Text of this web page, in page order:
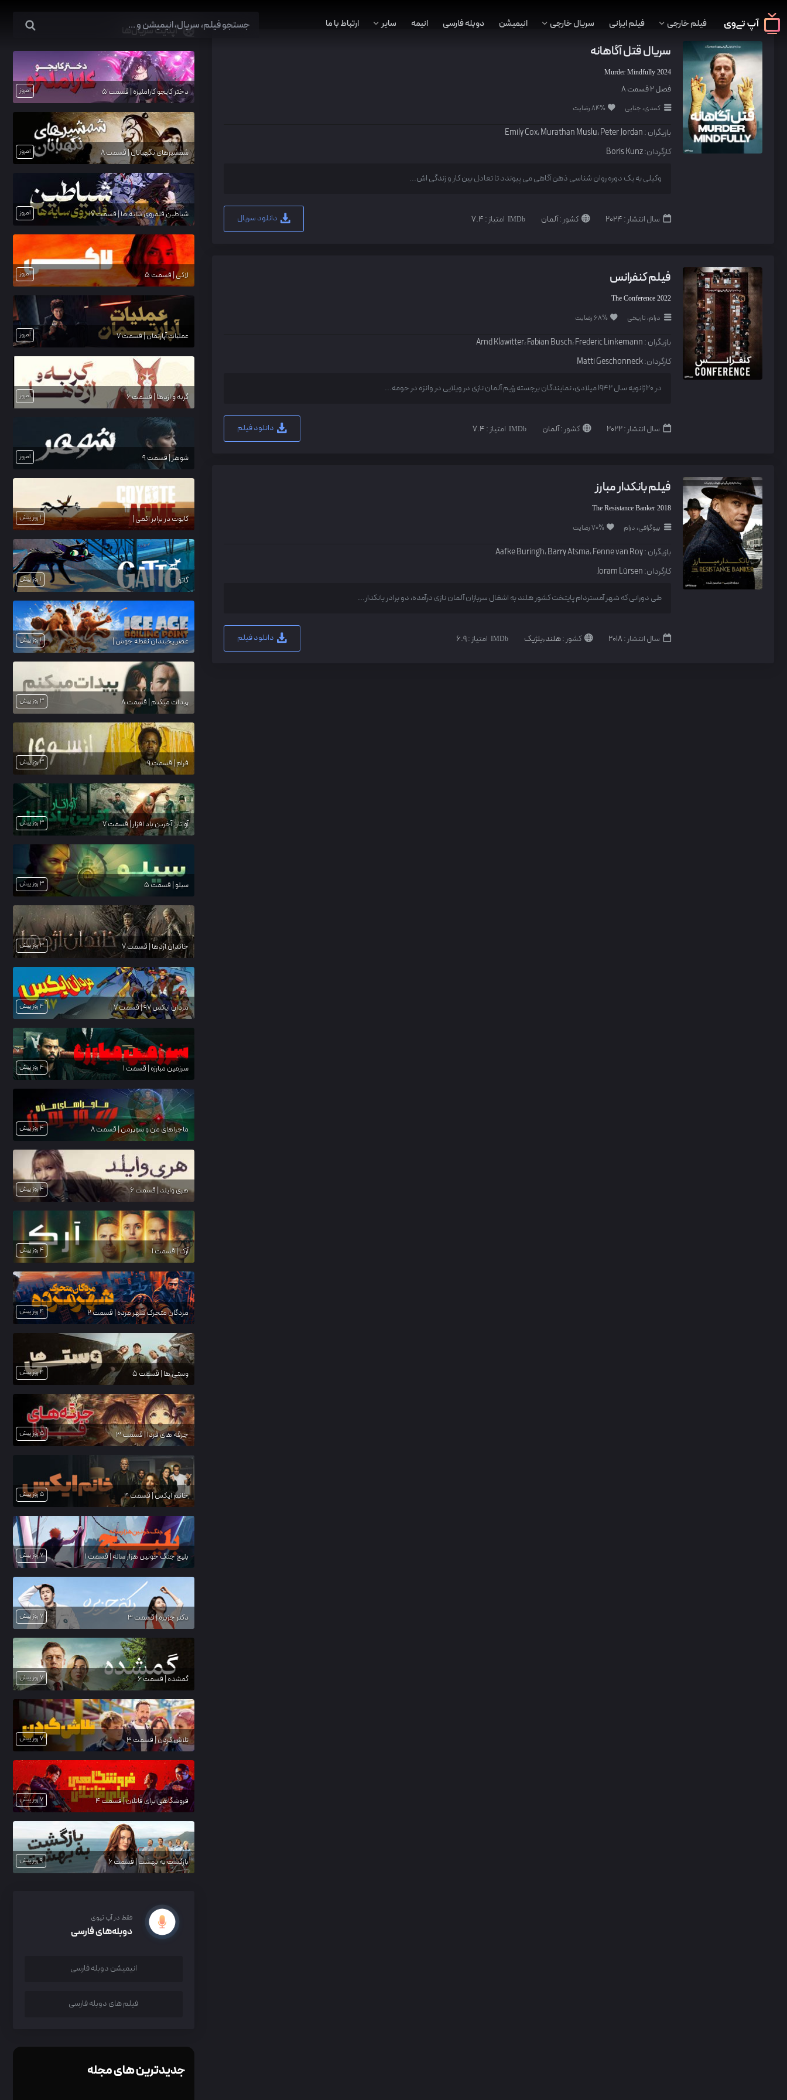
فیلم خارجی فیلم ایرانی سریال خارجی انیمیشن دوبله فارسی انیمه سایر ارتباط با ما
سریال قتل آگاهانه
Murder Mindfully 2024
فصل 2 قسمت 8
کمدی، جنایی 84% رضایت
بازیگران : Emily Cox،Murathan Muslu،Peter Jordan
کارگردان:Boris Kunz
وکیلی به یک دوره روان شناسی ذهن آگاهی می پیوندد تا تعادل بین کار و زندگی اش...
سال انتشار :2024 کشور :آلمان امتیاز :7.4 دانلود سریال
فیلم کنفرانس
The Conference 2022
درام، تاریخی 68% رضایت
بازیگران : Arnd Klawitter،Fabian Busch،Frederic Linkemann
کارگردان:Matti Geschonneck
در 20 ژانویه سال 1942 میلادی، نمایندگان برجسته رژیم آلمان نازی در ویلایی در وانزه در حومه...
سال انتشار :2022 کشور :آلمان امتیاز :7.4 دانلود فیلم
فیلم بانکدار مبارز
The Resistance Banker 2018
بیوگرافی، درام 70% رضایت
بازیگران : Aafke Buringh،Barry Atsma،Fenne van Roy
کارگردان:Joram Lürsen
طی دورانی که شهر آمستردام پایتخت کشور هلند به اشغال سربازان آلمان نازی درآمده، دو برادر بانکدار...
سال انتشار :2018 کشور :هلند,بلژیک امتیاز :6.9 دانلود فیلم
آپدیت سریال‌ها
دختر کایجو کاراملیزه | قسمت 5 امروز
شمشیرهای نگهبانان | قسمت 8 امروز
شیاطین قلمروی سایه ها | قسمت 17 امروز
لاکی | قسمت 5 امروز
عملیات آپارتمان | قسمت 7 امروز
گربه و اژدها | قسمت 6 امروز
شوهر | قسمت 9 امروز
کایوت در برابر اکمی | 1 روز پیش
گاتو | 1 روز پیش
عصر یخبندان نقطه جوش | 1 روز پیش
پیدات میکنم | قسمت 8 3 روز پیش
فرام | قسمت 9 3 روز پیش
آواتار: آخرین باد افزار | قسمت 7 3 روز پیش
سیلو | قسمت 5 3 روز پیش
خاندان اژدها | قسمت 7 3 روز پیش
مردان ایکس ۹۷ | قسمت 7 4 روز پیش
سرزمین مبارزه | قسمت 1 4 روز پیش
ماجراهای من و سوپرمن | قسمت 8 4 روز پیش
هری وایلد | قسمت 6 4 روز پیش
آرک | قسمت 1 4 روز پیش
مردگان متحرک شهر مرده | قسمت 2 4 روز پیش
وستی ها | قسمت 5 4 روز پیش
جرقه های فردا | قسمت 3 5 روز پیش
خانم ایکس | قسمت 4 5 روز پیش
بلیچ جنگ خونین هزار ساله | قسمت 1 7 روز پیش
دکتر جزیره | قسمت 3 7 روز پیش
گمشده | قسمت 6 7 روز پیش
تلاش کردن | قسمت 3 7 روز پیش
فروشگاهی برای قاتلان | قسمت 4 7 روز پیش
بازگشت به بهشت | قسمت 6 9 روز پیش
فقط در آپ تیوی
دوبله‌های فارسی
انیمیشن دوبله فارسی
فیلم های دوبله فارسی
جدیدترین های مجله